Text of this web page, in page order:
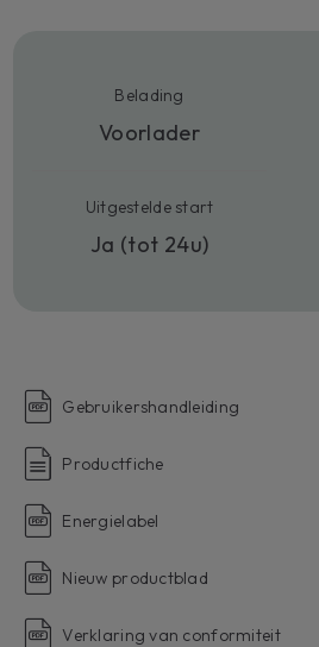
Belading
Voorlader
Uitgestelde start
Ja (tot 24u)
Gebruikershandleiding
Productfiche
Energielabel
Nieuw productblad
Verklaring van conformiteit